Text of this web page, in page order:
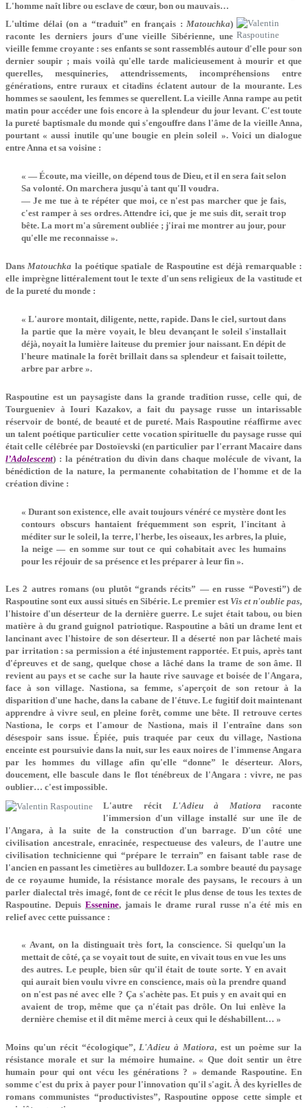
L'homme naît libre ou esclave de cœur, bon ou mauvais…
L'ultime délai (on a “traduit” en français :Matouchka)
raconte les derniers jours d'une vieille Sibérienne, une
vieille femme croyante : ses enfants se sont rassemblés autour d'elle pour son
dernier soupir ; mais voilà qu'elle tarde malicieusement à mourir et que
querelles, mesquineries, attendrissements, incompréhensions entre
générations, entre ruraux et citadins éclatent autour de la mourante. Les
hommes se saoulent, les femmes se querellent. La vieille Anna rampe au petit
matin pour accéder une fois encore à la splendeur du jour levant. C'est toute
la pureté baptismale du monde qui s'engouffre dans l'âme de la vieille Anna,
pourtant « aussi inutile qu'une bougie en plein soleil ». Voici un dialogue
entre Anna et sa voisine :
« — Écoute, ma vieille, on dépend tous de Dieu, et il en sera fait selon
Sa volonté. On marchera jusqu'à tant qu'Il voudra.
— Je me tue à te répéter que moi, ce n'est pas marcher que je fais,
c'est ramper à ses ordres. Attendre ici, que je me suis dit, serait trop
bête. La mort m'a sûrement oubliée ; j'irai me montrer au jour, pour
qu'elle me reconnaisse ».
DansMatouchka la poétique spatiale de Raspoutine est déjà remarquable :
elle imprègne littéralement tout le texte d'un sens religieux de la vastitude et
de la pureté du monde :
« L'aurore montait, diligente, nette, rapide. Dans le ciel, surtout dans
la partie que la mère voyait, le bleu devançant le soleil s'installait
déjà, noyait la lumière laiteuse du premier jour naissant. En dépit de
l'heure matinale la forêt brillait dans sa splendeur et faisait toilette,
arbre par arbre ».
Raspoutine est un paysagiste dans la grande tradition russe, celle qui, de
Tourgueniev à Iouri Kazakov, a fait du paysage russe un intarissable
réservoir de bonté, de beauté et de pureté. Mais Raspoutine réaffirme avec
un talent poétique particulier cette vocation spirituelle du paysage russe qui
était celle célébrée par Dostoïevski (en particulier par l'errant Macaire dans
l’Adolescent) : la pénétration du divin dans chaque molécule de vivant, la
bénédiction de la nature, la permanente cohabitation de l'homme et de la
création divine :
« Durant son existence, elle avait toujours vénéré ce mystère dont les
contours obscurs hantaient fréquemment son esprit, l'incitant à
méditer sur le soleil, la terre, l'herbe, les oiseaux, les arbres, la pluie,
la neige — en somme sur tout ce qui cohabitait avec les humains
pour les réjouir de sa présence et les préparer à leur fin ».
Les 2 autres romans (ou plutôt “grands récits” — en russe “Povesti”) de
Raspoutine sont eux aussi situés en Sibérie. Le premier est Vis et n'oublie pas,
l'histoire d'un déserteur de la dernière guerre. Le sujet était tabou, ou bien
matière à du grand guignol patriotique. Raspoutine a bâti un drame lent et
lancinant avec l'histoire de son déserteur. Il a déserté non par lâcheté mais
par irritation : sa permission a été injustement rapportée. Et puis, après tant
d'épreuves et de sang, quelque chose a lâché dans la trame de son âme. Il
revient au pays et se cache sur la haute rive sauvage et boisée de l'Angara,
face à son village. Nastiona, sa femme, s'aperçoit de son retour à la
disparition d'une hache, dans la cabane de l'étuve. Le fugitif doit maintenant
apprendre à vivre seul, en pleine forêt, comme une bête. Il retrouve certes
Nastiona, le corps et l'amour de Nastiona, mais il l'entraîne dans son
désespoir sans issue. Épiée, puis traquée par ceux du village, Nastiona
enceinte est poursuivie dans la nuit, sur les eaux noires de l'immense Angara
par les hommes du village afin qu'elle “donne” le déserteur. Alors,
doucement, elle bascule dans le flot ténébreux de l'Angara : vivre, ne pas
oublier… c'est impossible.
L'autre récit L'Adieu à Matiora raconte
l'immersion d'un village installé sur une île de
l'Angara, à la suite de la construction d'un barrage. D'un côté une
civilisation ancestrale, enracinée, respectueuse des valeurs, de l'autre une
civilisation technicienne qui “prépare le terrain” en faisant table rase de
l'ancien en passant les cimetières au bulldozer. La sombre beauté du paysage
de ce royaume humide, la résistance morale des paysans, le recours à un
parler dialectal très imagé, font de ce récit le plus dense de tous les textes de
Raspoutine. Depuis Essenine, jamais le drame rural russe n'a été mis en
relief avec cette puissance :
« Avant, on la distinguait très fort, la conscience. Si quelqu'un la
mettait de côté, ça se voyait tout de suite, en vivait tous en vue les uns
des autres. Le peuple, bien sûr qu'il était de toute sorte. Y en avait
qui aurait bien voulu vivre en conscience, mais où la prendre quand
on n'est pas né avec elle ? Ça s'achète pas. Et puis y en avait qui en
avaient de trop, même que ça n'était pas drôle. On lui enlève la
dernière chemise et il dit même merci à ceux qui le déshabillent… »
Moins qu'un récit “écologique”,L'Adieu à Matiora, est un poème sur la
résistance morale et sur la mémoire humaine. « Que doit sentir un être
humain pour qui ont vécu les générations ? » demande Raspoutine. En
somme c'est du prix à payer pour l'innovation qu'il s'agit. À des kyrielles de
romans communistes “productivistes”, Raspoutine oppose cette simple et